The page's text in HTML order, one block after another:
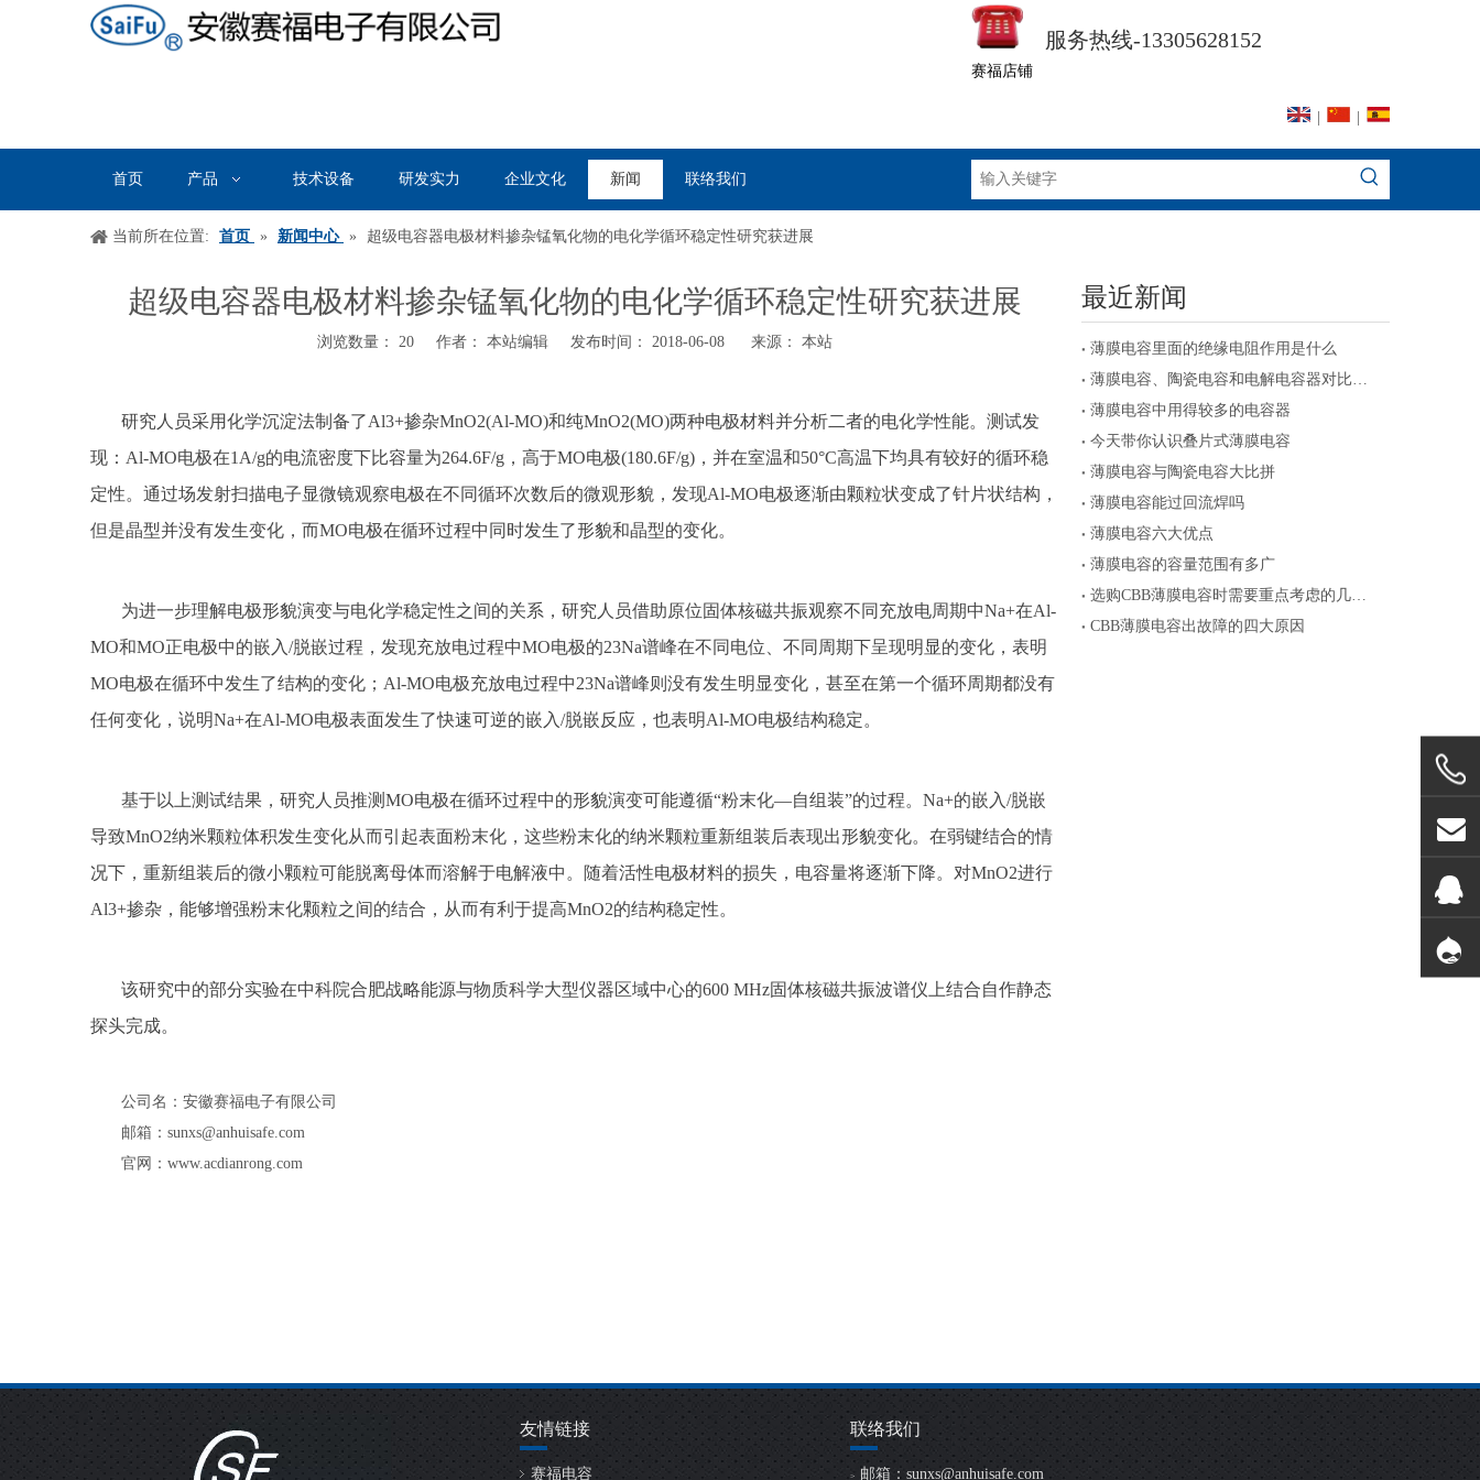
服务热线-13305628152
赛福店铺
首页 产品 技术设备 研发实力 企业文化 新闻 联络我们
当前所在位置: 首页 » 新闻中心 » 超级电容器电极材料掺杂锰氧化物的电化学循环稳定性研究获进展
超级电容器电极材料掺杂锰氧化物的电化学循环稳定性研究获进展
浏览数量： 20 作者： 本站编辑 发布时间： 2018-06-08 来源： 本站
研究人员采用化学沉淀法制备了Al3+掺杂MnO2(Al-MO)和纯MnO2(MO)两种电极材料并分析二者的电化学性能。测试发
现：Al-MO电极在1A/g的电流密度下比容量为264.6F/g，高于MO电极(180.6F/g)，并在室温和50°C高温下均具有较好的循环稳
定性。通过场发射扫描电子显微镜观察电极在不同循环次数后的微观形貌，发现Al-MO电极逐渐由颗粒状变成了针片状结构，
但是晶型并没有发生变化，而MO电极在循环过程中同时发生了形貌和晶型的变化。
为进一步理解电极形貌演变与电化学稳定性之间的关系，研究人员借助原位固体核磁共振观察不同充放电周期中Na+在Al-
MO和MO正电极中的嵌入/脱嵌过程，发现充放电过程中MO电极的23Na谱峰在不同电位、不同周期下呈现明显的变化，表明
MO电极在循环中发生了结构的变化；Al-MO电极充放电过程中23Na谱峰则没有发生明显变化，甚至在第一个循环周期都没有
任何变化，说明Na+在Al-MO电极表面发生了快速可逆的嵌入/脱嵌反应，也表明Al-MO电极结构稳定。
基于以上测试结果，研究人员推测MO电极在循环过程中的形貌演变可能遵循“粉末化—自组装”的过程。Na+的嵌入/脱嵌
导致MnO2纳米颗粒体积发生变化从而引起表面粉末化，这些粉末化的纳米颗粒重新组装后表现出形貌变化。在弱键结合的情
况下，重新组装后的微小颗粒可能脱离母体而溶解于电解液中。随着活性电极材料的损失，电容量将逐渐下降。对MnO2进行
Al3+掺杂，能够增强粉末化颗粒之间的结合，从而有利于提高MnO2的结构稳定性。
该研究中的部分实验在中科院合肥战略能源与物质科学大型仪器区域中心的600 MHz固体核磁共振波谱仪上结合自作静态
探头完成。
公司名：安徽赛福电子有限公司
邮箱：sunxs@anhuisafe.com
官网：www.acdianrong.com
最近新闻
薄膜电容里面的绝缘电阻作用是什么
薄膜电容、陶瓷电容和电解电容器对比及注意事项
薄膜电容中用得较多的电容器
今天带你认识叠片式薄膜电容
薄膜电容与陶瓷电容大比拼
薄膜电容能过回流焊吗
薄膜电容六大优点
薄膜电容的容量范围有多广
选购CBB薄膜电容时需要重点考虑的几个参数
CBB薄膜电容出故障的四大原因
友情链接
赛福电容
联络我们
> 邮箱： sunxs@anhuisafe.com